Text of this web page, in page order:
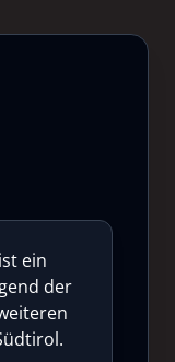
ein
der